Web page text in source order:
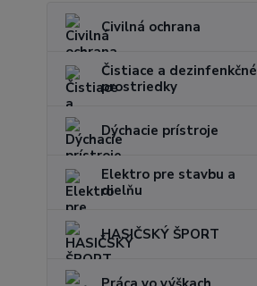
Civilná ochrana
Čistiace a dezinfenkčné
prostriedky
Dýchacie prístroje
Elektro pre stavbu a
dielňu
HASIČSKÝ ŠPORT